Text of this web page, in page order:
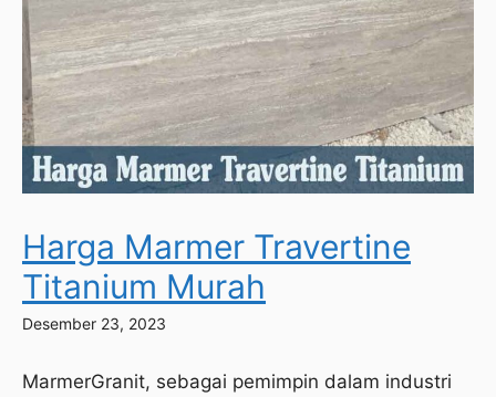
Harga Marmer Travertine
Titanium Murah
Desember 23, 2023
MarmerGranit, sebagai pemimpin dalam industri